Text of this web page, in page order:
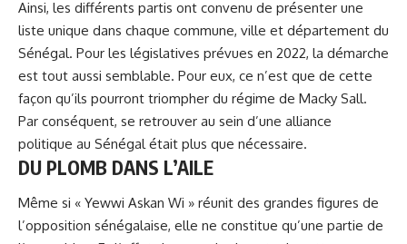
Ainsi, les différents partis ont convenu de présenter une
liste unique dans chaque commune, ville et département du
Sénégal. Pour les législatives prévues en 2022, la démarche
est tout aussi semblable. Pour eux, ce n’est que de cette
façon qu’ils pourront triompher du régime de Macky Sall.
Par conséquent, se retrouver au sein d’une alliance
politique au Sénégal était plus que nécessaire.
DU PLOMB DANS L’AILE
Même si « Yewwi Askan Wi » réunit des grandes figures de
l’opposition sénégalaise, elle ne constitue qu’une partie de